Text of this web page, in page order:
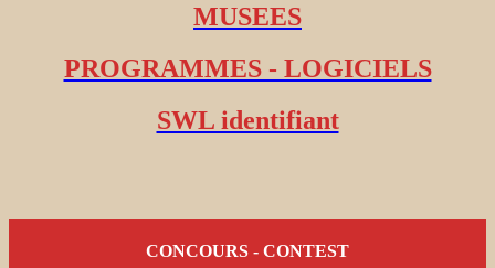
MUSEES
PROGRAMMES - LOGICIELS
SWL identifiant
CONCOURS - CONTEST